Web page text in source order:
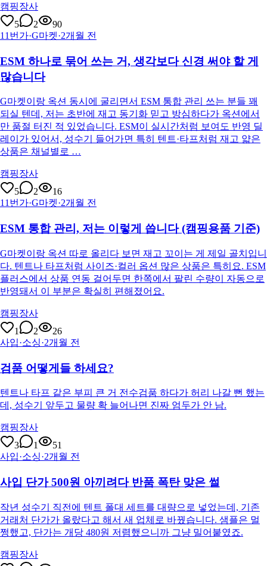
캠핑장사
5
2
90
11번가·G마켓·2개월 전
ESM 하나로 묶어 쓰는 거, 생각보다 신경 써야 할 게
많습니다
G마켓이랑 옥션 동시에 굴리면서 ESM 통합 관리 쓰는 분들 꽤
되실 텐데, 저는 초반에 재고 동기화 믿고 방심하다가 옥션에서
만 품절 터진 적 있었습니다. ESM이 실시간처럼 보여도 반영 딜
레이가 있어서, 성수기 들어가면 특히 텐트·타프처럼 재고 얇은
상품은 채널별로 …
캠핑장사
5
2
16
11번가·G마켓·2개월 전
ESM 통합 관리, 저는 이렇게 씁니다 (캠핑용품 기준)
G마켓이랑 옥션 따로 올리다 보면 재고 꼬이는 게 제일 골치입니
다. 텐트나 타프처럼 사이즈·컬러 옵션 많은 상품은 특히요. ESM
플러스에서 상품 연동 걸어두면 한쪽에서 팔린 수량이 자동으로
반영돼서 이 부분은 확실히 편해졌어요.
캠핑장사
1
2
26
사입·소싱·2개월 전
검품 어떻게들 하세요?
텐트나 타프 같은 부피 큰 거 전수검품 하다가 허리 나갈 뻔 했는
데, 성수기 앞두고 물량 확 늘어나면 진짜 엄두가 안 남.
캠핑장사
3
1
51
사입·소싱·2개월 전
사입 단가 500원 아끼려다 반품 폭탄 맞은 썰
작년 성수기 직전에 텐트 폴대 세트를 대량으로 넣었는데, 기존
거래처 단가가 올랐다고 해서 새 업체로 바꿨습니다. 샘플은 멀
쩡했고, 단가는 개당 480원 저렴했으니까 그냥 밀어붙였죠.
캠핑장사